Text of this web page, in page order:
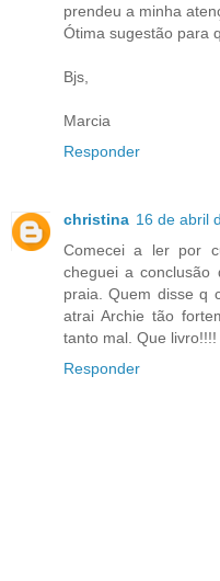
prendeu a minha
Ótima sugestão para
Bjs,
Marcia
Responder
christina 16 de abril
Comecei a ler por
cheguei a
praia. Quem disse q
atrai Archie tão
tanto mal. Que livro!!!!
Responder